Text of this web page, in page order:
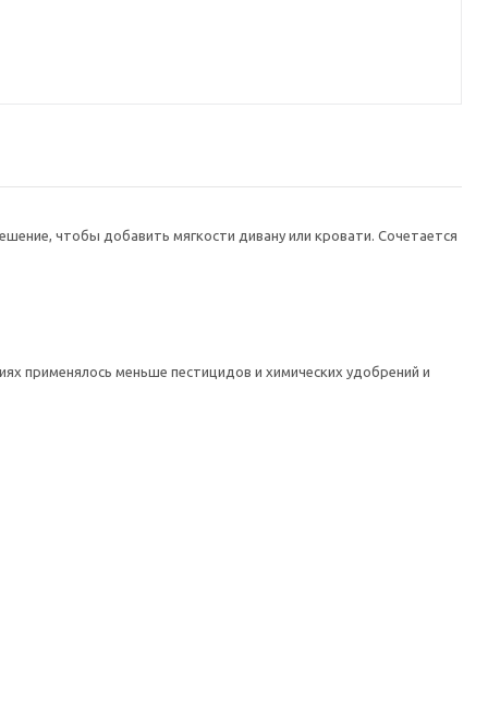
чтобы добавить мягкости дивану или кровати. Сочетается
применялось меньше пестицидов и химических удобрений и